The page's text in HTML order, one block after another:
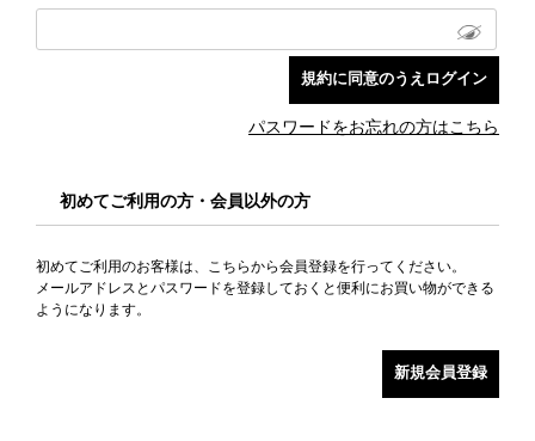
パスワードをお忘れの方はこちら
初めてご利用の方・会員以外の方
初めてご利用のお客様は、こちらから会員登録を行ってください。
メールアドレスとパスワードを登録しておくと便利にお買い物ができる
ようになります。